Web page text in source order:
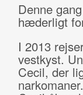
Denne
hæderligt
I 2013
vestkyst.
Cecil, der